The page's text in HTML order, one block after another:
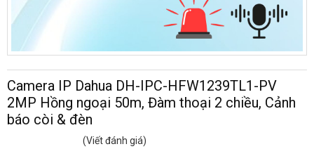
Camera IP Dahua DH-IPC-HFW1239TL1-PV
2MP Hồng ngoại 50m, Đàm thoại 2 chiều, Cảnh
báo còi & đèn
(Viết đánh giá)